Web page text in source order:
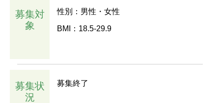
募集対
象
性別：男性・女性
BMI：18.5-29.9
募集状
況
募集終了